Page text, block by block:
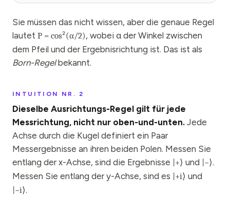
Sie müssen das nicht wissen, aber die genaue Regel
lautet P = cos²(α/2), wobei α der Winkel zwischen
dem Pfeil und der Ergebnisrichtung ist. Das ist als
Born-Regelbekannt.
INTUITION NR. 2
Dieselbe Ausrichtungs-Regel gilt für jede
Messrichtung, nicht nur oben-und-unten. Jede
Achse durch die Kugel definiert ein Paar
Messergebnisse an ihren beiden Polen. Messen Sie
entlang der x-Achse, sind die Ergebnisse +⟩ und −⟩.
Messen Sie entlang der y-Achse, sind es +i⟩ und
−i⟩.